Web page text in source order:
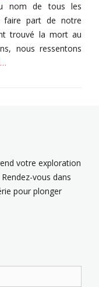
nom de tous les
faire part de notre
trouvé la mort au
nous ressentons
votre exploration
vous dans
pour plonger